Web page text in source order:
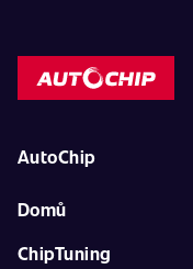
AutoChip
Domů
ChipTuning